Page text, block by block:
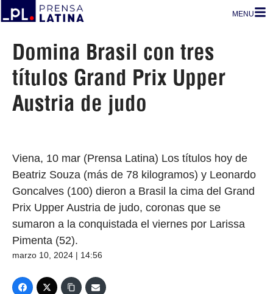
MENU
Domina Brasil con tres
títulos Grand Prix Upper
Austria de judo
Viena, 10 mar (Prensa Latina) Los títulos hoy de
Beatriz Souza (más de 78 kilogramos) y Leonardo
Goncalves (100) dieron a Brasil la cima del Grand
Prix Upper Austria de judo, coronas que se
sumaron a la conquistada el viernes por Larissa
Pimenta (52).
marzo 10, 2024 | 14:56